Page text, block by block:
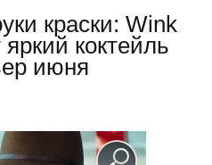
краски: Wink
коктейль
июня